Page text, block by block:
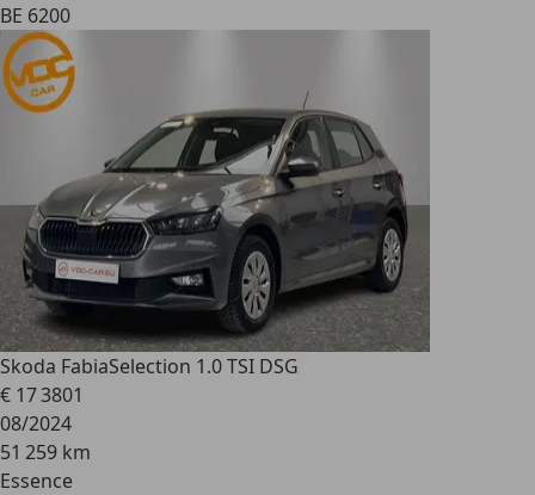
BE 6200
Skoda FabiaSelection 1.0 TSI DSG
€ 17 3801
08/2024
51 259 km
Essence